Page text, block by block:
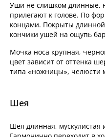
Уши не слишком длинные,
прилегают к голове. По
концами. Покрыты
кончики ушей на ощупь
Мочка носа крупная,
цвет зависит от оттенка
типа «ножницы», челюсти
Шея
Шея длинная, мускулистая